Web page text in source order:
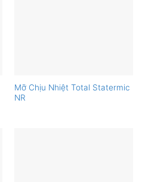
Mỡ Chịu Nhiệt Total Statermic
NR